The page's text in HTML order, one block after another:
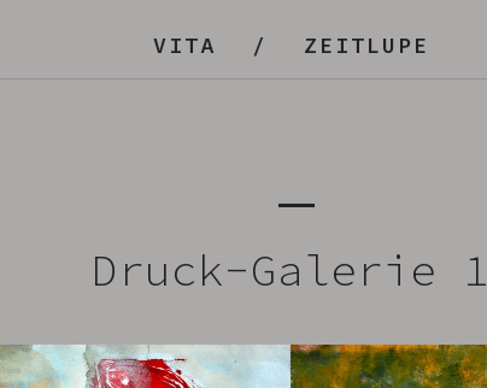
VITA ZEITLUPE
Druck-Galerie 1